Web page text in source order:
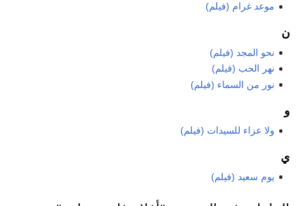
موعد غرام (فيلم)
ن
نحو المجد (فيلم)
نهر الحب (فيلم)
نور من السماء (فيلم)
و
ولا عزاء للسيدات (فيلم)
ي
يوم سعيد (فيلم)